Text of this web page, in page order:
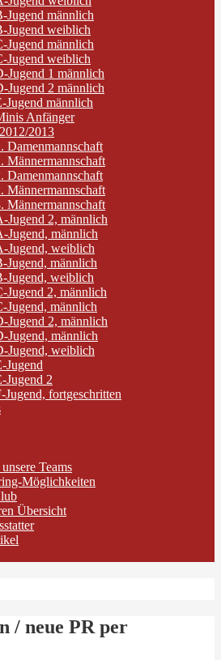
Jugend männlich
Jugend weiblich
Jugend männlich
Jugend weiblich
Jugend 1 männlich
Jugend 2 männlich
Jugend männlich
Anfänger
2013
Damenmannschaft
Männermannschaft
Damenmannschaft
Männermannschaft
Männermannschaft
Jugend 2, männlich
Jugend, männlich
Jugend, weiblich
Jugend, männlich
Jugend, weiblich
Jugend 2, männlich
Jugend, männlich
Jugend 2, männlich
Jugend, männlich
Jugend, weiblich
Jugend
Jugend 2
Jugend, fortgeschritten
Teams
Möglichkeiten
Übersicht
/ neue PR per